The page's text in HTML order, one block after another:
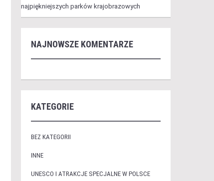
najpiękniejszych parków krajobrazowych
NAJNOWSZE KOMENTARZE
KATEGORIE
BEZ KATEGORII
INNE
UNESCO I ATRAKCJE SPECJALNE W POLSCE